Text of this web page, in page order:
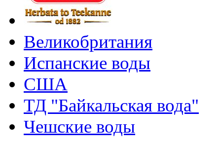
Великобритания
Испанские воды
США
ТД "Байкальская вода"
Чешские воды